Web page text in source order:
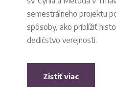
semestrálneho projektu
spôsoby, ako priblížiť
dedičstvo verejnosti.
Zistiť viac